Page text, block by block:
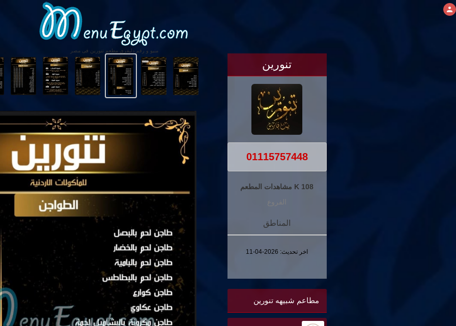
منيو و رقم دليفرى مطعم تنورين فى مصر
تنورين
01115757448
108 K مشاهدات المطعم
الفروع
المناطق
اخر تحديث: 2026-04-11
مطاعم شبيهه تنورين